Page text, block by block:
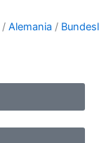
/ Alemania /